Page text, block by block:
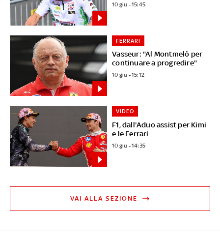
10 giu - 15:45
Vasseur: "Al Montmeló per
continuare a progredire"
FERRARI
10 giu - 15:12
F1, dall'Aduo assist per Kimi
e le Ferrari
VIDEO
10 giu - 14:35
VAI ALLA SEZIONE